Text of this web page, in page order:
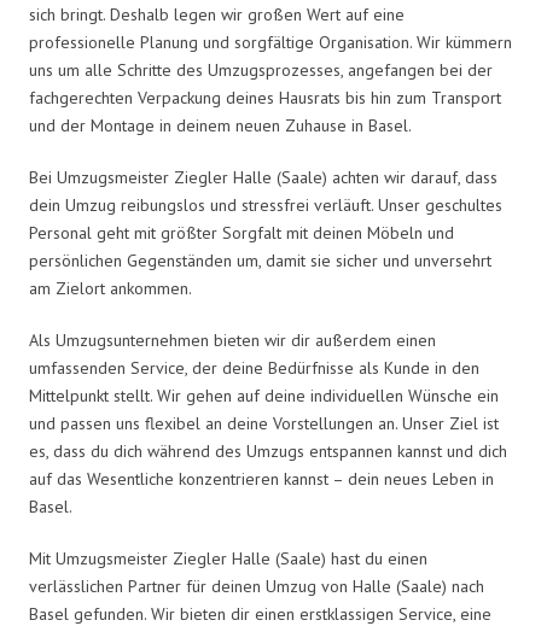
sich bringt. Deshalb legen wir großen Wert auf eine
professionelle Planung und sorgfältige Organisation. Wir kümmern
uns um alle Schritte des Umzugsprozesses, angefangen bei der
fachgerechten Verpackung deines Hausrats bis hin zum Transport
und der Montage in deinem neuen Zuhause in Basel.
Bei Umzugsmeister Ziegler Halle (Saale) achten wir darauf, dass
dein Umzug reibungslos und stressfrei verläuft. Unser geschultes
Personal geht mit größter Sorgfalt mit deinen Möbeln und
persönlichen Gegenständen um, damit sie sicher und unversehrt
am Zielort ankommen.
Als Umzugsunternehmen bieten wir dir außerdem einen
umfassenden Service, der deine Bedürfnisse als Kunde in den
Mittelpunkt stellt. Wir gehen auf deine individuellen Wünsche ein
und passen uns flexibel an deine Vorstellungen an. Unser Ziel ist
es, dass du dich während des Umzugs entspannen kannst und dich
auf das Wesentliche konzentrieren kannst – dein neues Leben in
Basel.
Mit Umzugsmeister Ziegler Halle (Saale) hast du einen
verlässlichen Partner für deinen Umzug von Halle (Saale) nach
Basel gefunden. Wir bieten dir einen erstklassigen Service, eine